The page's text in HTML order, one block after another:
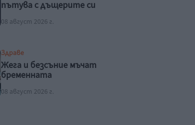
пътува с дъщерите си
08 август 2026 г.
Здраве
Жега и безсъние мъчат
бременната
08 август 2026 г.